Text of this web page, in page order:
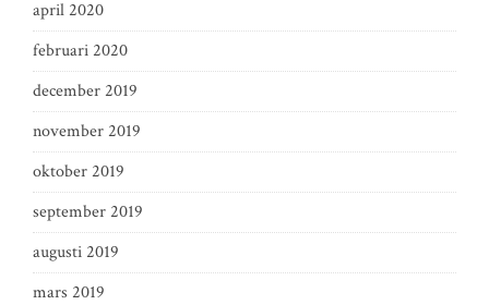
april 2020
februari 2020
december 2019
november 2019
oktober 2019
september 2019
augusti 2019
mars 2019